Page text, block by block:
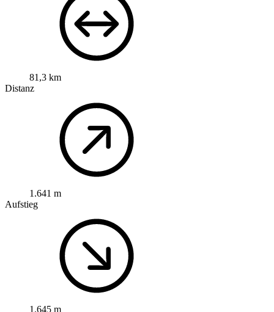
81,3 km
Distanz
1.641 m
Aufstieg
1.645 m